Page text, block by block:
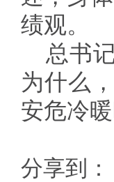
绩观。
总书
为什么
安危冷
分享到：